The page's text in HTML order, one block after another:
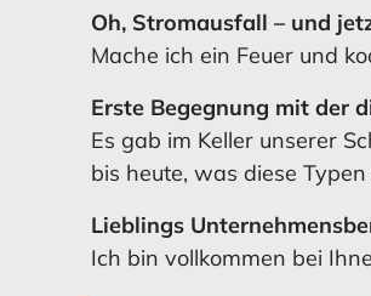
Oh, Stromausfall – und
Mache ich ein Feuer und
Erste Begegnung mit der
Es gab im Keller unserer
bis heute, was diese
Lieblings
Ich bin vollkommen bei